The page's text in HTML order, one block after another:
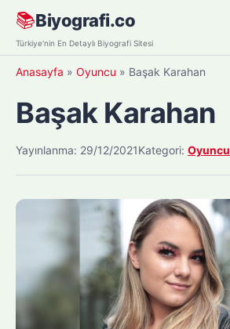
Skip
content
📚Biyografi.co
Türkiye'nin En Detaylı Biyografi Sitesi
Anasayfa » Oyuncu » Başak Karahan
Başak Karahan
Yayınlanma: 29/12/2021Kategori: Oyuncu